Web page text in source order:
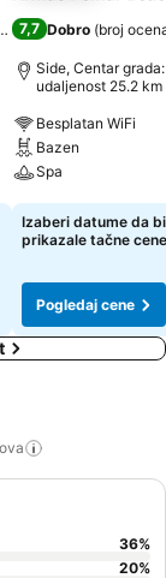
873)
7,7 Dobro (broj
Side, Centar grada:
udaljenost 25.2 km
Besplatan WiFi
Bazen
Spa
Pogledaj cene
Izaberi datume da
prikazale tačne cene
Pogledaj cene
36%
20%